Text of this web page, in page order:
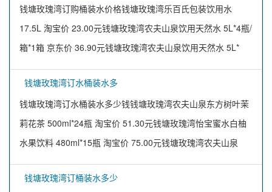
钱塘玫瑰湾订购桶装水价格钱塘玫瑰湾乐百氏包装饮用水
17.5L 淘宝价 23.00元钱塘玫瑰湾农夫山泉饮用天然水 5L*4瓶/
箱*1箱 京东价 36.90元钱塘玫瑰湾农夫山泉饮用天然水 5L*
钱塘玫瑰湾订水桶装水多
钱塘玫瑰湾订水桶装水多少钱钱塘玫瑰湾农夫山泉东方树叶茉
莉花茶 500ml*24瓶 淘宝价 51.30元钱塘玫瑰湾怡宝蜜水白柚
水果饮料 480ml*15瓶 淘宝价 75.00元钱塘玫瑰湾农夫山泉
钱塘玫瑰湾订桶装水多少